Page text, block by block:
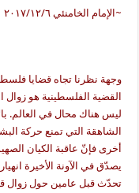
~الإمام الخامنئي ٢٠١٧/١٢/٦
وجهة نظرنا تجاه قضايا
القضية الفلسطينية هو زوال
ليس هناك محال في العالم.
الشاهقة التي تمنع حركة
أخرى فإنّ عاقبة الكيان
يصدّق في الآونة الأخيرة
تحدّث قبل عامين حول زوال